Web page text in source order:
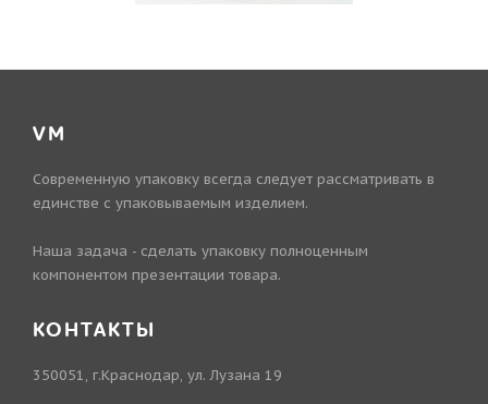
VM
Современную упаковку всегда следует рассматривать в
единстве с упаковываемым изделием.
Наша задача - сделать упаковку полноценным
компонентом презентации товара.
КОНТАКТЫ
350051, г.Краснодар, ул. Лузана 19